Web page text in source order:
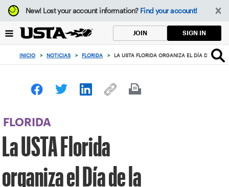
Enfoque
desde
botón
volver
principio
New!Lost your account information? Find your account!
JOIN SIGN IN
INICIO > NOTICIAS > FLORIDA > LA USTA FLORIDA ORGANIZA EL DÍA DE LA
FLORIDA
La USTA Florida
organiza el Día de la